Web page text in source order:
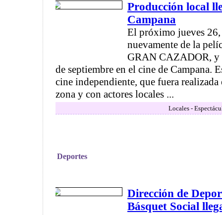
Producción local
Campana
El próximo jueves 26,
nuevamente de la
GRAN CAZADOR, y
de septiembre en el cine de Campana.
cine independiente, que fuera realizada
zona y con actores locales ...
Locales -
Deportes
Dirección de
Básquet Social